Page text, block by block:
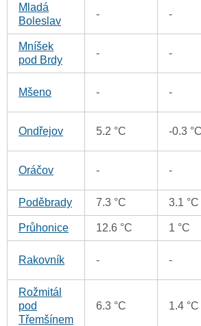
Mladá
Boleslav
- -
Mníšek
pod Brdy
- -
Mšeno - -
Ondřejov 5.2 °C -0.3 °C
Oráčov - -
Poděbrady 7.3 °C 3.1 °C
Průhonice 12.6 °C 1 °C
Rakovník - -
Rožmitál
pod
Třemšínem
6.3 °C 1.4 °C